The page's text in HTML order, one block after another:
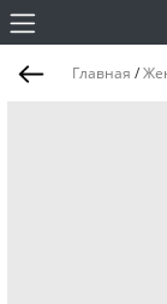
Главная /